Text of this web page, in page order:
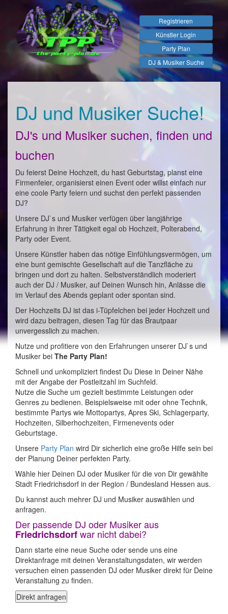
Registrieren
Künstler Login
Party Plan
DJ & Musiker Suche
DJ und Musiker Suche!
DJ's und Musiker suchen, finden und
buchen
Du feierst Deine Hochzeit, du hast Geburtstag, planst eine
Firmenfeier, organisierst einen Event oder willst einfach nur
eine coole Party feiern und suchst den perfekt passenden
DJ?
Unsere DJ`s und Musiker verfügen über langjährige
Erfahrung in ihrer Tätigkeit egal ob Hochzeit, Polterabend,
Party oder Event.
Unsere Künstler haben das nötige Einfühlungsvermögen, um
eine bunt gemischte Gesellschaft auf die Tanzfläche zu
bringen und dort zu halten. Selbstverständlich moderiert
auch der DJ / Musiker, auf Deinen Wunsch hin, Anlässe die
im Verlauf des Abends geplant oder spontan sind.
Der Hochzeits DJ ist das i-Tüpfelchen bei jeder Hochzeit und
wird dazu beitragen, diesen Tag für das Brautpaar
unvergesslich zu machen.
Nutze und profitiere von den Erfahrungen unserer DJ`s und
Musiker bei The Party Plan!
Schnell und unkompliziert findest Du Diese in Deiner Nähe
mit der Angabe der Postleitzahl im Suchfeld.
Nutze die Suche um gezielt bestimmte Leistungen oder
Genres zu bedienen. Beispielsweise mit oder ohne Technik,
bestimmte Partys wie Mottopartys, Apres Ski, Schlagerparty,
Hochzeiten, Silberhochzeiten, Firmenevents oder
Geburtstage.
Unsere Party Plan wird Dir sicherlich eine große Hilfe sein bei
der Planung Deiner perfekten Party.
Wähle hier Deinen DJ oder Musiker für die von Dir gewählte
Stadt Friedrichsdorf in der Region / Bundesland Hessen aus.
Du kannst auch mehrer DJ und Musiker auswählen und
anfragen.
Der passende DJ oder Musiker aus
Friedrichsdorfwar nicht dabei?
Dann starte eine neue Suche oder sende uns eine
Direktanfrage mit deinen Veranstaltungsdaten, wir werden
versuchen einen passenden DJ oder Musiker direkt für Deine
Veranstaltung zu finden.
Direkt anfragen